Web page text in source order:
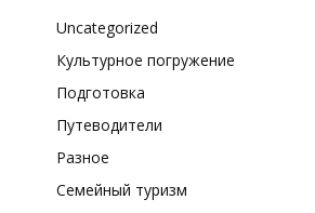
Uncategorized
Культурное погружение
Подготовка
Путеводители
Разное
Семейный туризм